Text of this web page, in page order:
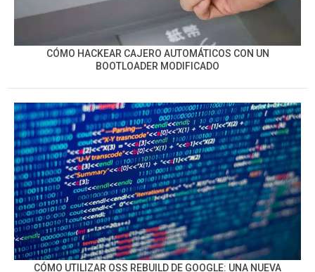
CÓMO HACKEAR CAJERO AUTOMÁTICOS CON UN
BOOTLOADER MODIFICADO
CÓMO UTILIZAR OSS REBUILD DE GOOGLE: UNA NUEVA